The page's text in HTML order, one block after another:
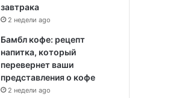
завтрака
2 недели ago
Бамбл кофе: рецепт
напитка, который
перевернет ваши
представления о кофе
2 недели ago